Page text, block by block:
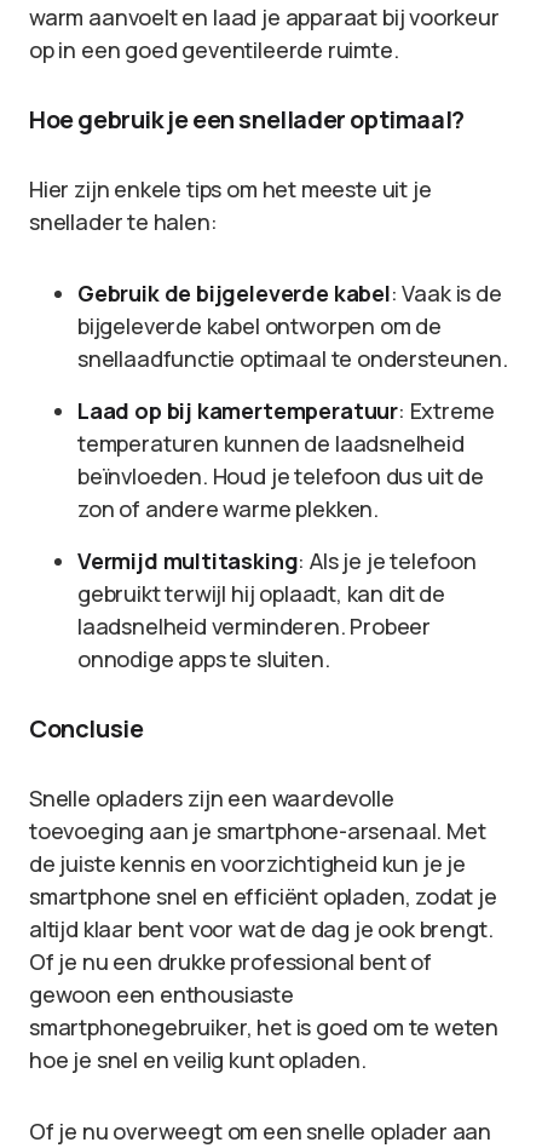
warm aanvoelt en laad je apparaat bij voorkeur
op in een goed geventileerde ruimte.
Hoe gebruik je een snellader optimaal?
Hier zijn enkele tips om het meeste uit je
snellader te halen:
Gebruik de bijgeleverde kabel: Vaak is de
bijgeleverde kabel ontworpen om de
snellaadfunctie optimaal te ondersteunen.
Laad op bij kamertemperatuur: Extreme
temperaturen kunnen de laadsnelheid
beïnvloeden. Houd je telefoon dus uit de
zon of andere warme plekken.
Vermijd multitasking: Als je je telefoon
gebruikt terwijl hij oplaadt, kan dit de
laadsnelheid verminderen. Probeer
onnodige apps te sluiten.
Conclusie
Snelle opladers zijn een waardevolle
toevoeging aan je smartphone-arsenaal. Met
de juiste kennis en voorzichtigheid kun je je
smartphone snel en efficiënt opladen, zodat je
altijd klaar bent voor wat de dag je ook brengt.
Of je nu een drukke professional bent of
gewoon een enthousiaste
smartphonegebruiker, het is goed om te weten
hoe je snel en veilig kunt opladen.
Of je nu overweegt om een snelle oplader aan